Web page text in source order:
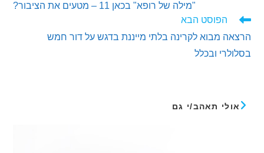
"מילה של רופא" בכאן 11 – מטעים את הציבור?
הפוסט הבא
מבוא לקרינה בלתי מייננת בדגש על דור חמש
ובכלל
תאהב/י גם